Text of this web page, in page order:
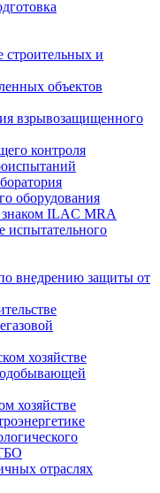
строительных и
объектов
взрывозащищенного
контроля
оборудования
ILAC MRA
испытательного
внедрению защиты от
хозяйстве
хозяйстве
отраслях